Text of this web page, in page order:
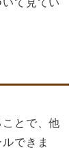
とで、他
できま